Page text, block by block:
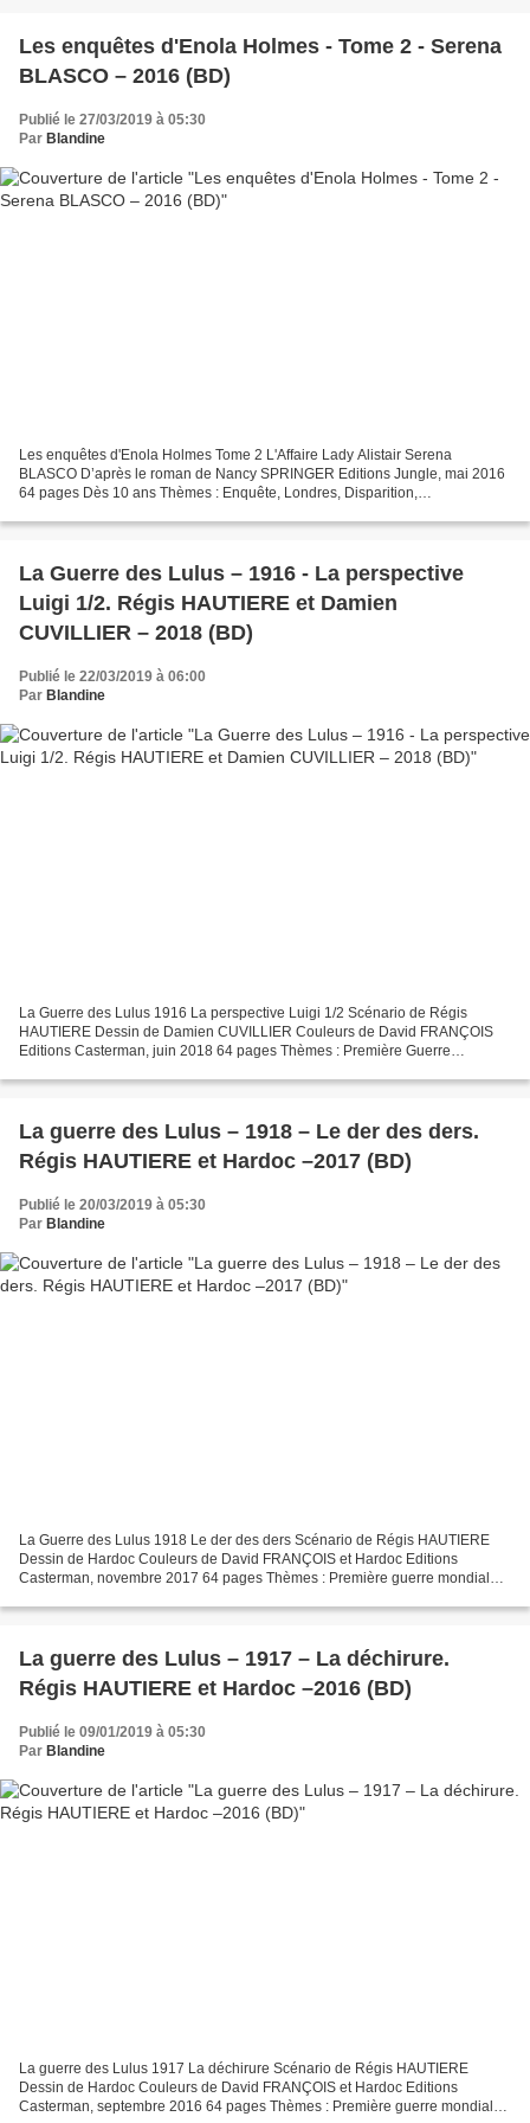
Les enquêtes d'Enola Holmes - Tome 2 - Serena
BLASCO – 2016 (BD)
Publié le 27/03/2019 à 05:30
Par Blandine
Les enquêtes d'Enola Holmes Tome 2 L'Affaire Lady Alistair Serena
BLASCO D’après le roman de Nancy SPRINGER Editions Jungle, mai 2016
64 pages Dès 10 ans Thèmes : Enquête, Londres, Disparition,
La Guerre des Lulus – 1916 - La perspective
Luigi 1/2. Régis HAUTIERE et Damien
CUVILLIER – 2018 (BD)
Publié le 22/03/2019 à 06:00
Par Blandine
La Guerre des Lulus 1916 La perspective Luigi 1/2 Scénario de Régis
HAUTIERE Dessin de Damien CUVILLIER Couleurs de David FRANÇOIS
Editions Casterman, juin 2018 64 pages Thèmes : Première Guerre
La guerre des Lulus – 1918 – Le der des ders.
Régis HAUTIERE et Hardoc –2017 (BD)
Publié le 20/03/2019 à 05:30
Par Blandine
La Guerre des Lulus 1918 Le der des ders Scénario de Régis HAUTIERE
Dessin de Hardoc Couleurs de David FRANÇOIS et Hardoc Editions
Casterman, novembre 2017 64 pages Thèmes : Première guerre mondiale,
La guerre des Lulus – 1917 – La déchirure.
Régis HAUTIERE et Hardoc –2016 (BD)
Publié le 09/01/2019 à 05:30
Par Blandine
La guerre des Lulus 1917 La déchirure Scénario de Régis HAUTIERE
Dessin de Hardoc Couleurs de David FRANÇOIS et Hardoc Editions
Casterman, septembre 2016 64 pages Thèmes : Première guerre mondiale,